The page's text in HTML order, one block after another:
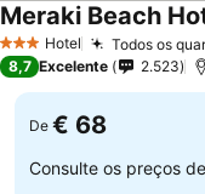
3 EstrelasHotel Todos os
Meraki Beach
8,7 Excelente 2.523
De € 68
Consulte os preços de